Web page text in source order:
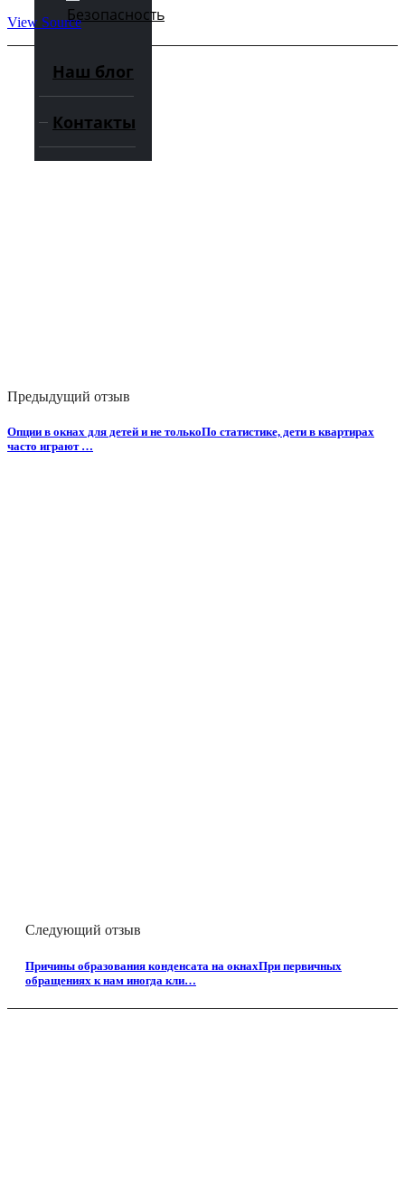
Безопасность
Наш блог
Контакты
View Source
Предыдущий отзыв
Опции в окнах для детей и не толькоПо статистике, дети в квартирах
часто играют …
Следующий отзыв
Причины образования конденсата на окнахПри первичных
обращениях к нам иногда кли…